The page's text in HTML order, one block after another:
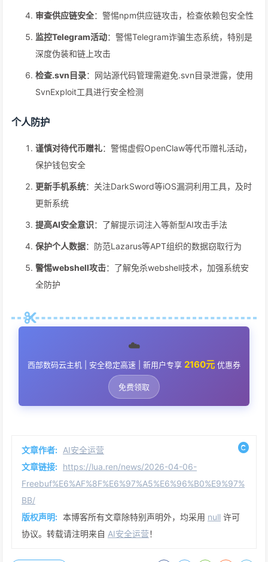
审查供应链安全：警惕npm供应链攻击，检查依赖包安全性
监控Telegram活动：警惕Telegram诈骗生态系统，特别是
深度伪装和链上攻击
检查.svn目录：网站源代码管理需避免.svn目录泄露，使用
SvnExploit工具进行安全检测
个人防护
谨慎对待代币赠礼：警惕虚假OpenClaw等代币赠礼活动，
保护钱包安全
更新手机系统：关注DarkSword等iOS漏洞利用工具，及时
更新系统
提高AI安全意识：了解提示词注入等新型AI攻击手法
保护个人数据：防范Lazarus等APT组织的数据窃取行为
警惕webshell攻击：了解免杀webshell技术，加强系统安
全防护
☁️
西部数码云主机 | 安全稳定高速 | 新用户专享 2160元 优惠券
免费领取
文章作者: AI安全运营
文章链接: https://lua.ren/news/2026-04-06-
Freebuf%E6%AF%8F%E6%97%A5%E6%96%B0%E9%97%
BB/
版权声明: 本博客所有文章除特别声明外，均采用 null 许可
协议。转载请注明来自 AI安全运营！